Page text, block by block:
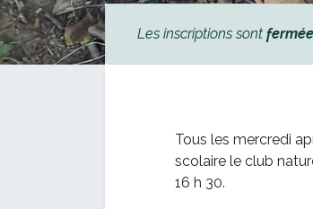
Les inscriptions sont
Tous les mercredi
scolaire le club
16 h 30.